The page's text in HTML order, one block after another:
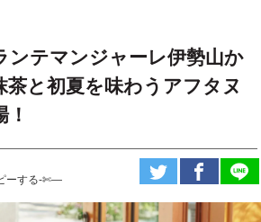
ンテマンジャーレ伊勢山か
茶と初夏を味わうアフタヌ
ーする-✄—